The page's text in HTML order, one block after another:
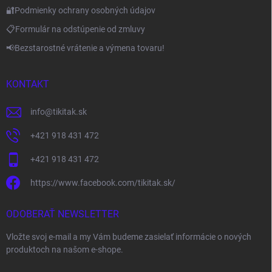
🔐Podmienky ochrany osobných údajov
📋Formulár na odstúpenie od zmluvy
📢Bezstarostné vrátenie a výmena tovaru!
KONTAKT
info@tikitak.sk
+421 918 431 472
+421 918 431 472
https://www.facebook.com/tikitak.sk/
ODOBERAŤ NEWSLETTER
Vložte svoj e-mail a my Vám budeme zasielať informácie o nových
produktoch na našom e-shope.